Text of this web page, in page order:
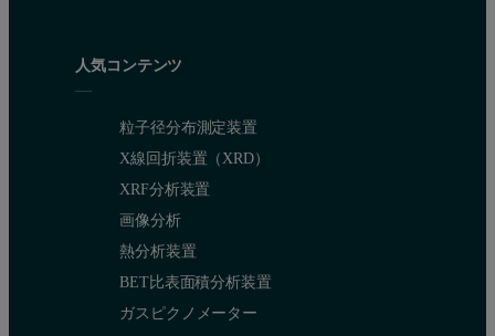
人気コンテンツ
粒子径分布測定装置
X線回折装置（XRD）
XRF分析装置
画像分析
熱分析装置
BET比表面積分析装置
ガスピクノメーター